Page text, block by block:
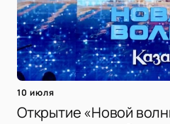
10 июля
Открытие «Новой